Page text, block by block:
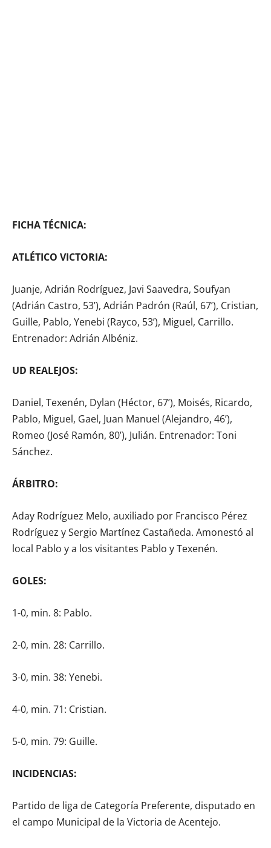
FICHA TÉCNICA:
ATLÉTICO VICTORIA:
Juanje, Adrián Rodríguez, Javi Saavedra, Soufyan
(Adrián Castro, 53’), Adrián Padrón (Raúl, 67’), Cristian,
Guille, Pablo, Yenebi (Rayco, 53’), Miguel, Carrillo.
Entrenador: Adrián Albéniz.
UD REALEJOS:
Daniel, Texenén, Dylan (Héctor, 67’), Moisés, Ricardo,
Pablo, Miguel, Gael, Juan Manuel (Alejandro, 46’),
Romeo (José Ramón, 80’), Julián. Entrenador: Toni
Sánchez.
ÁRBITRO:
Aday Rodríguez Melo, auxiliado por Francisco Pérez
Rodríguez y Sergio Martínez Castañeda. Amonestó al
local Pablo y a los visitantes Pablo y Texenén.
GOLES:
1-0, min. 8: Pablo.
2-0, min. 28: Carrillo.
3-0, min. 38: Yenebi.
4-0, min. 71: Cristian.
5-0, min. 79: Guille.
INCIDENCIAS:
Partido de liga de Categoría Preferente, disputado en
el campo Municipal de la Victoria de Acentejo.